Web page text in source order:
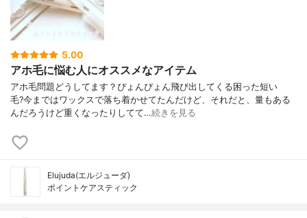
5.00
アホ毛に悩む人にオススメなアイテム
アホ毛問題どうしてます？ ぴょんぴょん飛び出してくる困った短い
毛? 今まではワックスで落ち着かせてたんだけど、それだと、量もある
んだろうけど重くなったりしてて…続きを見る
Elujuda(エルジューダ)
ポイントケアスティック